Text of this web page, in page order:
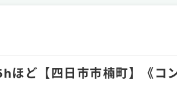
ど【四日市市楠町】《コ